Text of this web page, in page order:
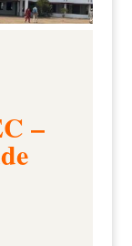
–